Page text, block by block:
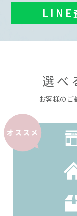
LINE
選べ
お客様のご
オススメ